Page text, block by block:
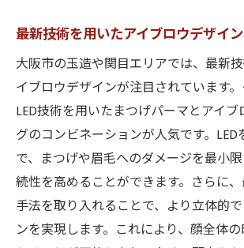
最新技術を用いたアイブロウデザイ
大阪市の玉造や関目エリアでは、最新
イブロウデザインが注目されています。
LED技術を用いたまつげパーマとアイ
グのコンビネーションが人気です。LED
で、まつげや眉毛へのダメージを最小
続性を高めることができます。さらに
手法を取り入れることで、より立体的
ンを実現します。これにより、顔全体